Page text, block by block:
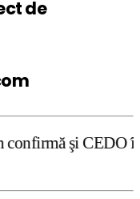
de
în cazul